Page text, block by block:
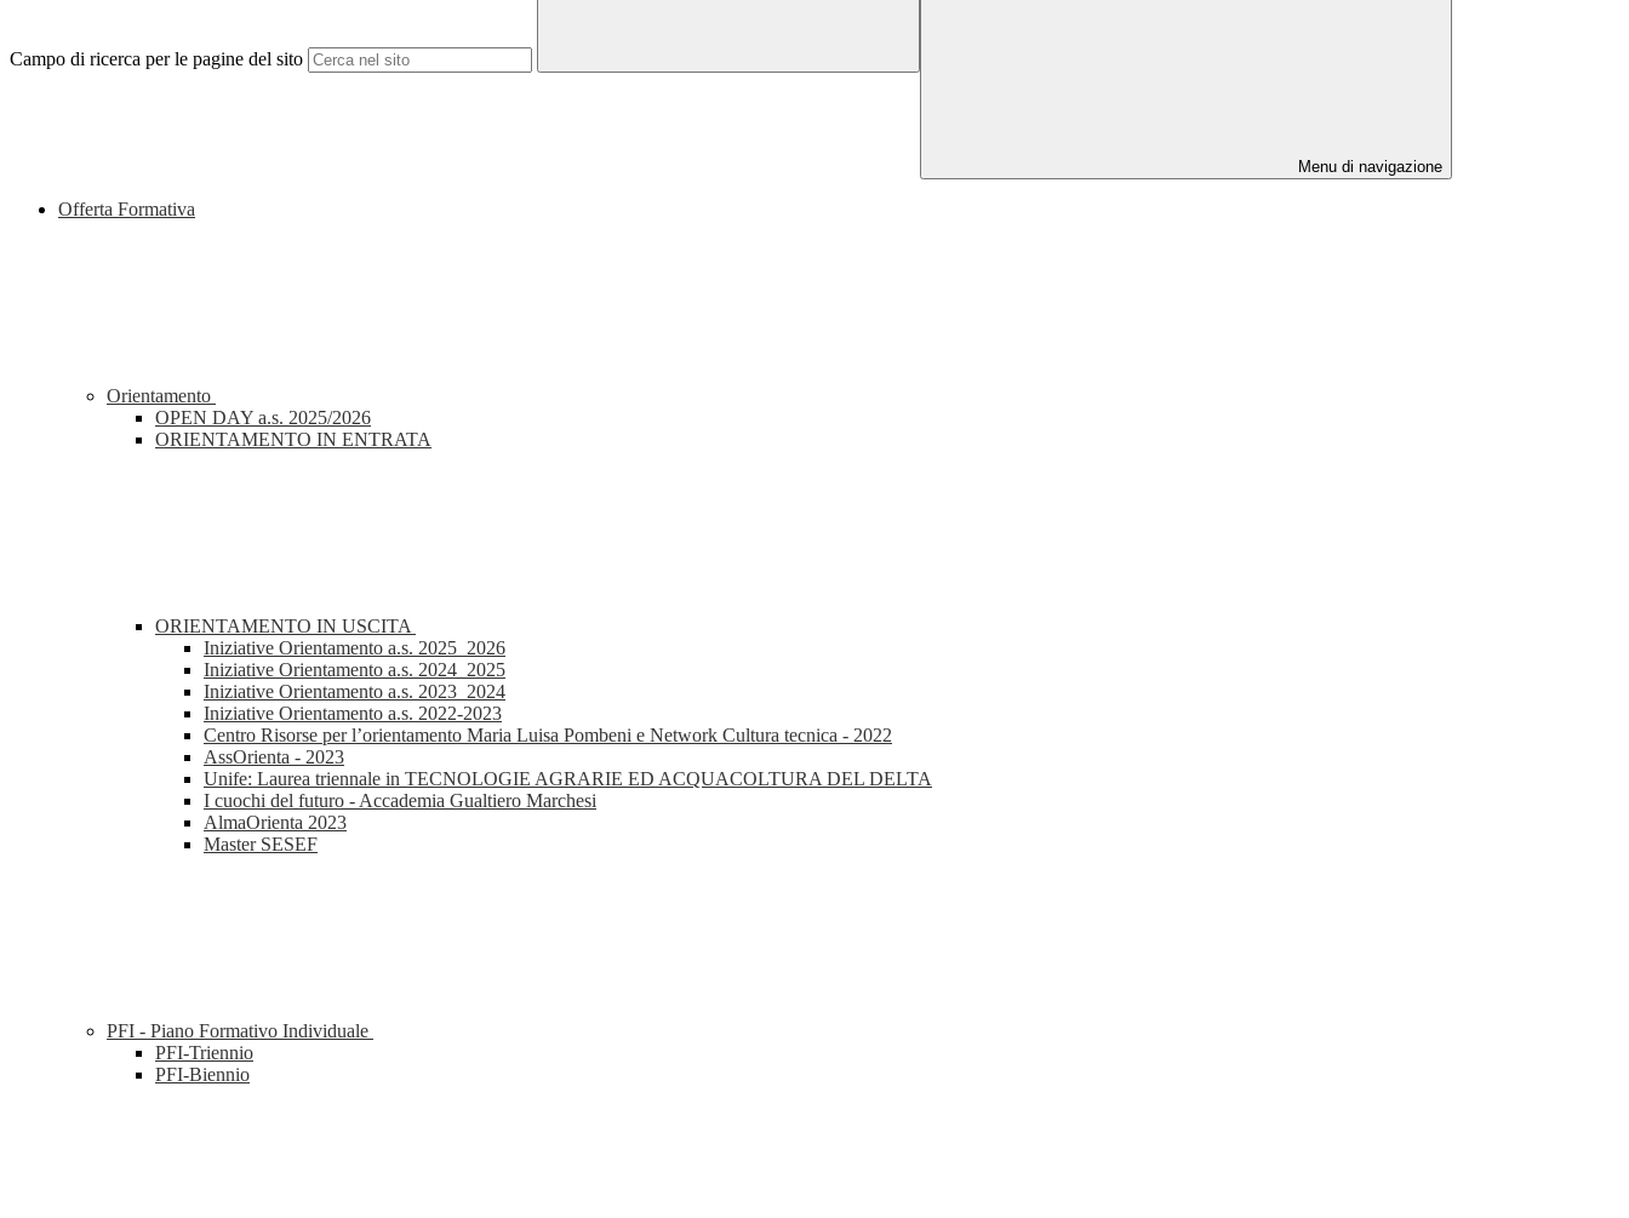
Campo di ricerca per le pagine del sito
Menu di navigazione
Offerta Formativa
Orientamento
OPEN DAY a.s. 2025/2026
ORIENTAMENTO IN ENTRATA
ORIENTAMENTO IN USCITA
Iniziative Orientamento a.s. 2025_2026
Iniziative Orientamento a.s. 2024_2025
Iniziative Orientamento a.s. 2023_2024
Iniziative Orientamento a.s. 2022-2023
Centro Risorse per l’orientamento Maria Luisa Pombeni e Network Cultura tecnica - 2022
AssOrienta - 2023
Unife: Laurea triennale in TECNOLOGIE AGRARIE ED ACQUACOLTURA DEL DELTA
I cuochi del futuro - Accademia Gualtiero Marchesi
AlmaOrienta 2023
Master SESEF
PFI - Piano Formativo Individuale
PFI-Triennio
PFI-Biennio